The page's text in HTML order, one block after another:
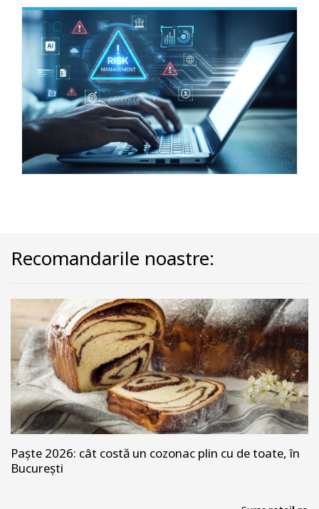
Recomandarile noastre:
Paște 2026: cât costă un cozonac plin cu de toate, în
București